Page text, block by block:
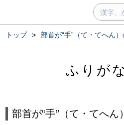
トップ > 部首が“⼿”（て・てへん
ふりが
部首が“⼿”（て・てへん